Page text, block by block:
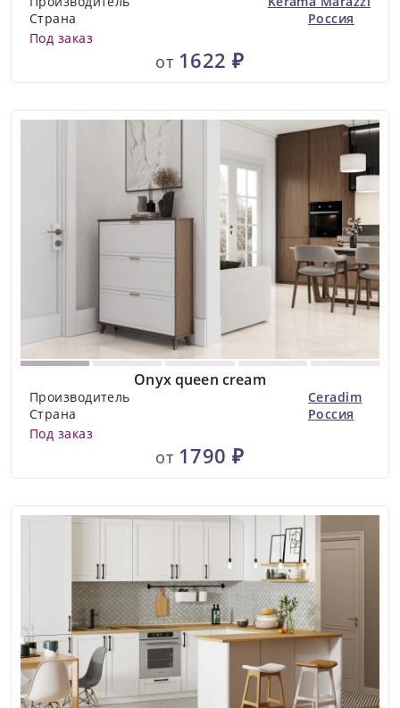
Страна
Россия
Под заказ
от 1622 ₽
Onyx queen cream
Производитель
Ceradim
Страна
Россия
Под заказ
от 1790 ₽